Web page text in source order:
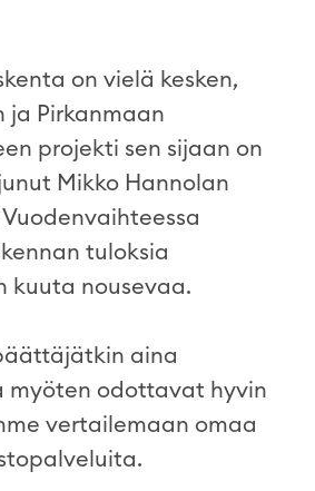
on vielä kesken,
ja Pirkanmaan
projekti sen sijaan on
Mikko Hannolan
tuloksia
kuuta nousevaa.
aina
myöten odottavat hyvin
vertailemaan omaa